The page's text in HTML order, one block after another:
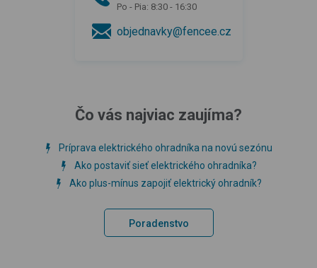
Po - Pia: 8:30 - 16:30
objednavky@fencee.cz
Čo vás najviac zaujíma?
Príprava elektrického ohradníka na novú sezónu
Ako postaviť sieť elektrického ohradníka?
Ako plus-mínus zapojiť elektrický ohradník?
Poradenstvo